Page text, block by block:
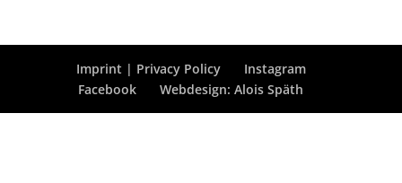
Imprint | Privacy Policy
Instagram
Facebook
Webdesign: Alois Späth